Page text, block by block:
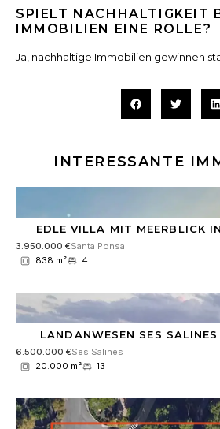
SPIELT NACHHALTIGKEIT
IMMOBILIEN EINE ROLLE?
Ja, nachhaltige Immobilien gewinnen
INTERESSANTE
EDLE VILLA MIT MEERBLICK
3.950.000 €Santa Ponsa
838 m²
4
LANDANWESEN SES
6.500.000 €Ses Salines
20.000 m²
13